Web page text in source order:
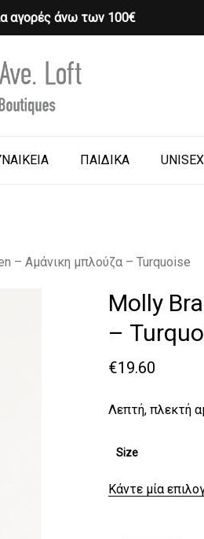
αγορές άνω των 100€
ΠΑΙΔΙΚΑ UNISEX
Cart
– Αμάνικη μπλούζα – Turquoise
Molly
–
€19.60
Λεπτή, πλεκτή
Size
Κάντε μία